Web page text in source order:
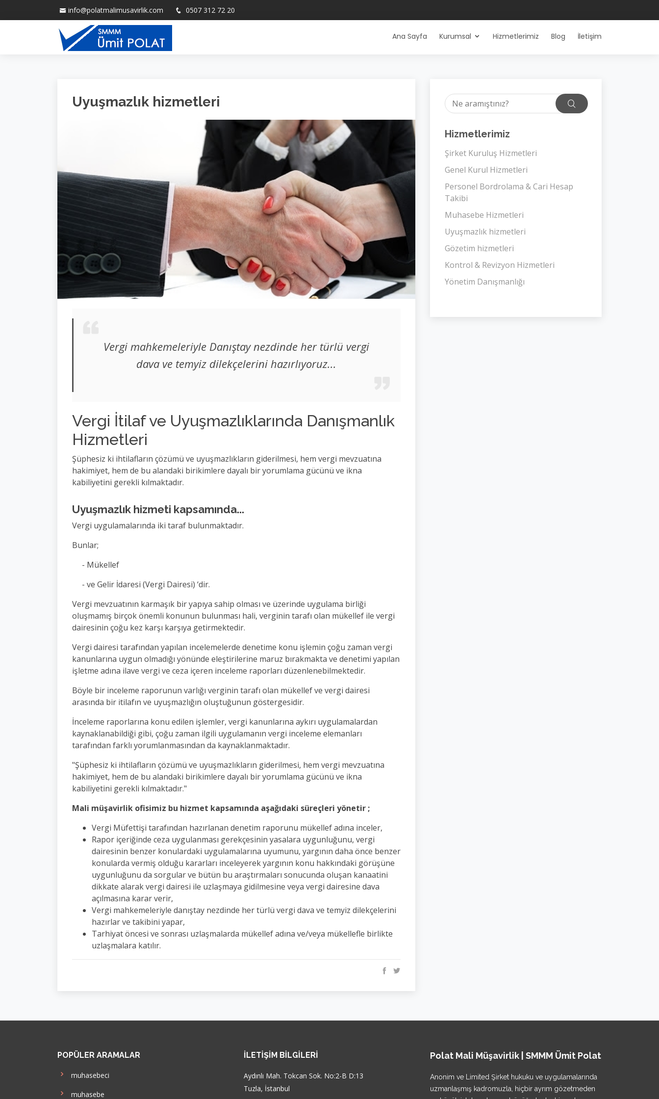
info@polatmalimusavirlik.com 0507 312 72 20
Ana Sayfa Kurumsal Hizmetlerimiz Blog İletişim
Uyuşmazlık hizmetleri
Vergi mahkemeleriyle Danıştay nezdinde her türlü vergi
dava ve temyiz dilekçelerini hazırlıyoruz...
Vergi İtilaf ve Uyuşmazlıklarında Danışmanlık
Hizmetleri
Şüphesiz ki ihtilafların çözümü ve uyuşmazlıkların giderilmesi, hem vergi mevzuatına
hakimiyet, hem de bu alandaki birikimlere dayalı bir yorumlama gücünü ve ikna
kabiliyetini gerekli kılmaktadır.
Uyuşmazlık hizmeti kapsamında...
Vergi uygulamalarında iki taraf bulunmaktadır.
Bunlar;
- Mükellef
- ve Gelir İdaresi (Vergi Dairesi) ‘dir.
Vergi mevzuatının karmaşık bir yapıya sahip olması ve üzerinde uygulama birliği
oluşmamış birçok önemli konunun bulunması hali, verginin tarafı olan mükellef ile vergi
dairesinin çoğu kez karşı karşıya getirmektedir.
Vergi dairesi tarafından yapılan incelemelerde denetime konu işlemin çoğu zaman vergi
kanunlarına uygun olmadığı yönünde eleştirilerine maruz bırakmakta ve denetimi yapılan
işletme adına ilave vergi ve ceza içeren inceleme raporları düzenlenebilmektedir.
Böyle bir inceleme raporunun varlığı verginin tarafı olan mükellef ve vergi dairesi
arasında bir itilafın ve uyuşmazlığın oluştuğunun göstergesidir.
İnceleme raporlarına konu edilen işlemler, vergi kanunlarına aykırı uygulamalardan
kaynaklanabildiği gibi, çoğu zaman ilgili uygulamanın vergi inceleme elemanları
tarafından farklı yorumlanmasından da kaynaklanmaktadır.
"Şüphesiz ki ihtilafların çözümü ve uyuşmazlıkların giderilmesi, hem vergi mevzuatına
hakimiyet, hem de bu alandaki birikimlere dayalı bir yorumlama gücünü ve ikna
kabiliyetini gerekli kılmaktadır."
Mali müşavirlik ofisimiz bu hizmet kapsamında aşağıdaki süreçleri yönetir ;
Vergi Müfettişi tarafından hazırlanan denetim raporunu mükellef adına inceler,
Rapor içeriğinde ceza uygulanması gerekçesinin yasalara uygunluğunu, vergi
dairesinin benzer konulardaki uygulamalarına uyumunu, yargının daha önce benzer
konularda vermiş olduğu kararları inceleyerek yargının konu hakkındaki görüşüne
uygunluğunu da sorgular ve bütün bu araştırmaları sonucunda oluşan kanaatini
dikkate alarak vergi dairesi ile uzlaşmaya gidilmesine veya vergi dairesine dava
açılmasına karar verir,
Vergi mahkemeleriyle danıştay nezdinde her türlü vergi dava ve temyiz dilekçelerini
hazırlar ve takibini yapar,
Tarhiyat öncesi ve sonrası uzlaşmalarda mükellef adına ve/veya mükellefle birlikte
uzlaşmalara katılır.
Hizmetlerimiz
Şirket Kuruluş Hizmetleri
Genel Kurul Hizmetleri
Personel Bordrolama & Cari Hesap
Takibi
Muhasebe Hizmetleri
Uyuşmazlık hizmetleri
Gözetim hizmetleri
Kontrol & Revizyon Hizmetleri
Yönetim Danışmanlığı
POPÜLER ARAMALAR
muhasebeci
muhasebe
İLETIŞIM BILGILERI
Aydınlı Mah. Tokcan Sok. No:2-B D:13
Tuzla, İstanbul
Polat Mali Müşavirlik | SMMM Ümit Polat
Anonim ve Limited Şirket hukuku ve uygulamalarında
uzmanlaşmış kadromuzla, hiçbir ayrım gözetmeden